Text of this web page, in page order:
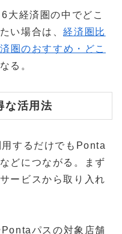
大経済圏の中でどこ
い場合は、経済圏比
圏のおすすめ・どこ
る。
な活用法
するだけでもPonta
どにつながる。まず
ービスから取り入れ
パスの対象店舗